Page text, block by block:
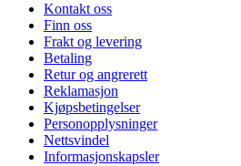
Kontakt oss
Finn oss
Frakt og levering
Betaling
Retur og angrerett
Reklamasjon
Kjøpsbetingelser
Personopplysninger
Nettsvindel
Informasjonskapsler